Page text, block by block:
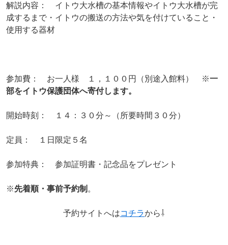
解説内容： イトウ大水槽の基本情報やイトウ大水槽が完
成するまで・イトウの搬送の方法や気を付けていること・
使用する器材
参加費： お一人様 １，１００円（別途入館料） ※一
部をイトウ保護団体へ寄付します。
開始時刻： １４：３０分～（所要時間３０分）
定員： １日限定５名
参加特典： 参加証明書・記念品をプレゼント
※先着順・事前予約制 。
予約サイトへはコチラから⇩